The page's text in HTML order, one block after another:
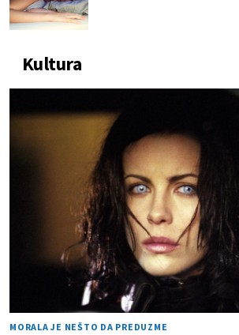
Kultura
MORALA JE NEŠTO DA PREDUZME